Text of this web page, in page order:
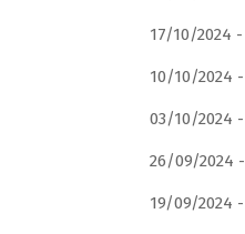
17/10/2024 -
10/10/2024 -
03/10/2024 -
26/09/2024 -
19/09/2024 -